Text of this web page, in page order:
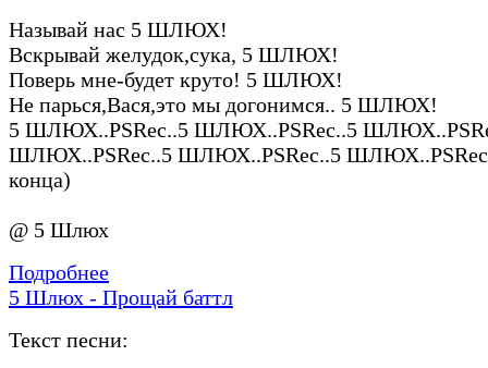
Называй нас 5 ШЛЮХ!
Вскрывай желудок,сука, 5 ШЛЮХ!
Поверь мне-будет круто! 5 ШЛЮХ!
Не парься,Вася,это мы догонимся.. 5 ШЛЮХ!
5 ШЛЮХ..PSRec..5 ШЛЮХ..PSRec..5
ШЛЮХ..PSRec..5 ШЛЮХ..PSRec..5
конца)
@ 5 Шлюх
Подробнее
5 Шлюх - Прощай баттл
Текст песни: